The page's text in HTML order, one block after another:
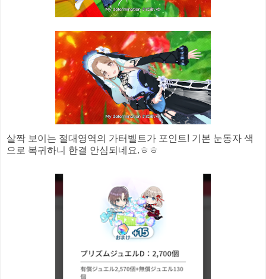
살짝 보이는 절대영역의 가터벨트가 포인트! 기본 눈동자 색
으로 복귀하니 한결 안심되네요.ㅎㅎ